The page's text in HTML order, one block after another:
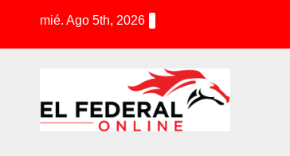
mié. Ago 5th, 2026